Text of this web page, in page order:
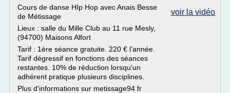
voir la vidéo
Cours de danse HIp Hop avec Anais Besse
de Métissage
Lieux : salle du Mille Club au 11 rue Mesly,
(94700) Maisons Alfort
Tarif : 1ère séance gratuite. 220 € l'année.
Tarif dégressif en fonctions des séances
restantes. 10% de réduction lorsqu'un
adhérent pratique plusieurs disciplines.
Plus d'informations sur metissage94.fr